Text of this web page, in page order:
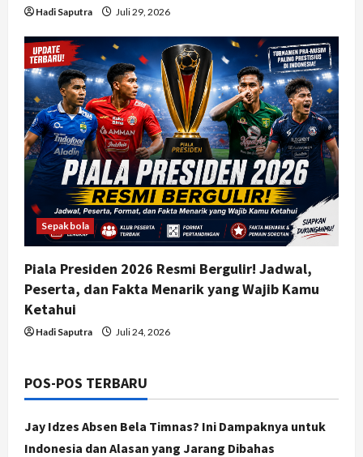
Hadi Saputra Juli 29, 2026
Sepakbola
Piala Presiden 2026 Resmi Bergulir! Jadwal,
Peserta, dan Fakta Menarik yang Wajib Kamu
Ketahui
Hadi Saputra Juli 24, 2026
POS-POS TERBARU
Jay Idzes Absen Bela Timnas? Ini Dampaknya untuk
Indonesia dan Alasan yang Jarang Dibahas